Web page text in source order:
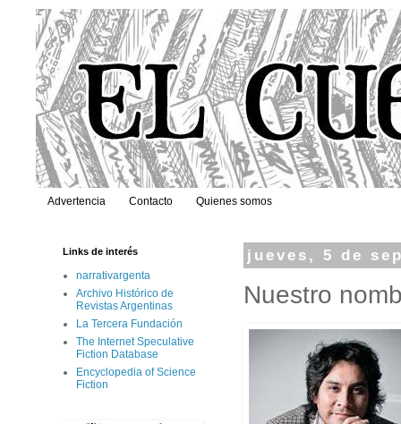
Advertencia Contacto Quienes somos
jueves, 5 de
Nuestro
Links de interés
narrativargenta
Archivo Histórico de
Revistas Argentinas
La Tercera Fundación
The Internet Speculative
Fiction Database
Encyclopedia of Science
Fiction